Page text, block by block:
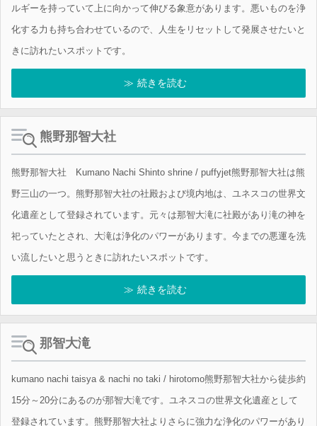
ルギーを持っていて上に向かって伸びる象意があります。悪いものを浄
化する力も持ち合わせているので、人生をリセットして発展させたいと
きに訪れたいスポットです。
続きを読む
熊野那智大社
熊野那智大社 Kumano Nachi Shinto shrine / puffyjet熊野那智大社は熊
野三山の一つ。熊野那智大社の社殿および境内地は、ユネスコの世界文
化遺産として登録されています。元々は那智大滝に社殿があり滝の神を
祀っていたとされ、大滝は浄化のパワーがあります。今までの悪運を洗
い流したいと思うときに訪れたいスポットです。
続きを読む
那智大滝
kumano nachi taisya & nachi no taki / hirotomo熊野那智大社から徒歩約
15分～20分にあるのが那智大滝です。ユネスコの世界文化遺産として
登録されています。熊野那智大社よりさらに強力な浄化のパワーがあり